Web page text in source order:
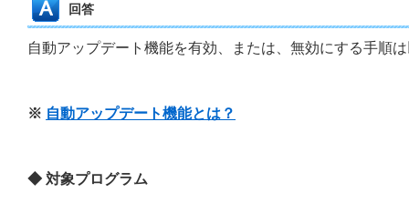
回答
自動アップデート機能を有効、または、無効にする手順
※ 自動アップデート機能とは？
◆ 対象プログラム